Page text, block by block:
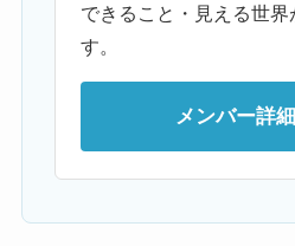
できること・見える世界
す。
メンバー詳